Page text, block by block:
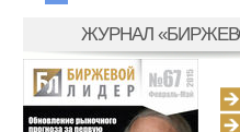
ЖУРНАЛ